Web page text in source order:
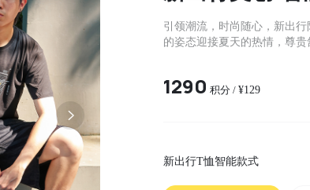
引领潮流，时尚随心，新出
的姿态迎接夏天的热情，尊
1290 积分 / ¥129
新出行T恤智能款式